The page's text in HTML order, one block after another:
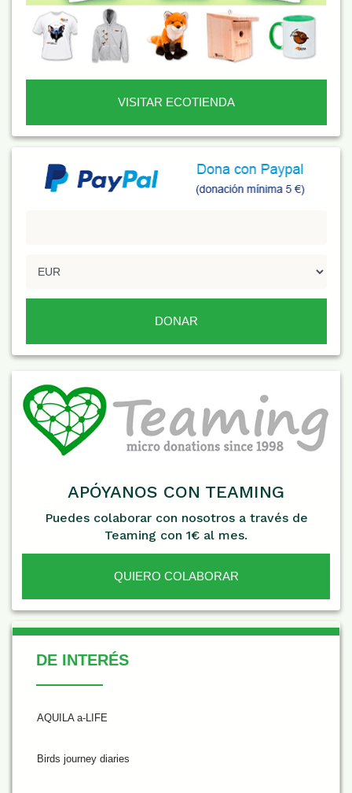
VISITAR ECOTIENDA
APÓYANOS CON TEAMING
Puedes colaborar con nosotros a través de
Teaming con 1€ al mes.
QUIERO COLABORAR
De Interés
DE INTERÉS
AQUILA a-LIFE
Birds journey diaries